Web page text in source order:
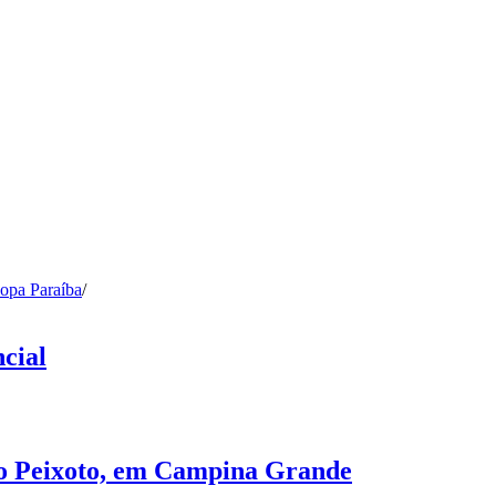
Paraíba/
em Campina Grande